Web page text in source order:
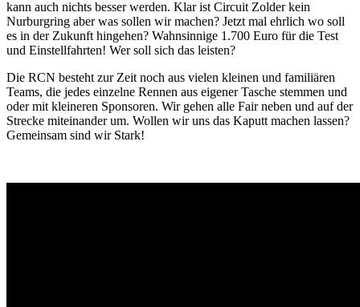
kann auch nichts besser werden. Klar ist Circuit Zolder kein
Nurburgring aber was sollen wir machen? Jetzt mal ehrlich wo soll
es in der Zukunft hingehen? Wahnsinnige 1.700 Euro für die Test
und Einstellfahrten! Wer soll sich das leisten?
Die RCN besteht zur Zeit noch aus vielen kleinen und familiären
Teams, die jedes einzelne Rennen aus eigener Tasche stemmen und
oder mit kleineren Sponsoren. Wir gehen alle Fair neben und auf der
Strecke miteinander um. Wollen wir uns das Kaputt machen lassen?
Gemeinsam sind wir Stark!